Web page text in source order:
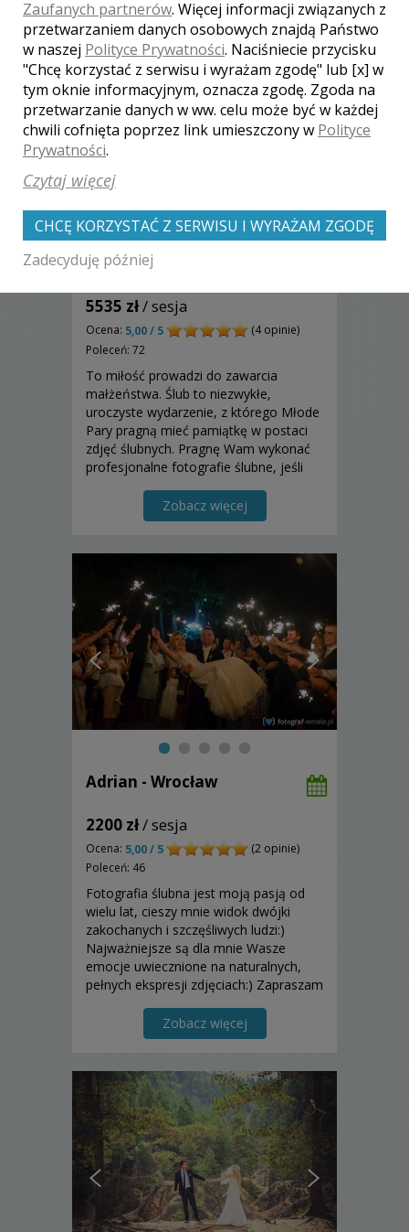
Irek - Wołów
5535 zł/ sesja
Ocena: 5,00 / 5
(4 opinie)
Poleceń: 72
To miłość prowadzi do zawarcia
małżeństwa. Ślub to niezwykłe,
uroczyste wydarzenie, z którego Młode
Pary pragną mieć pamiątkę w postaci
zdjęć ślubnych. Pragnę Wam wykonać
profesjonalne fotografie ślubne, jeśli
Waszego ślubu i wesela.
Zobacz więcej
Adrian - Wrocław
2200 zł/ sesja
Ocena: 5,00 / 5
(2 opinie)
Poleceń: 46
Fotografia ślubna jest moją pasją od
wielu lat, cieszy mnie widok dwójki
zakochanych i szczęśliwych ludzi:)
Najważniejsze są dla mnie Wasze
emocje uwiecznione na naturalnych,
pełnych ekspresji zdjęciach:) Zapraszam
Zobacz więcej
Zaufanych partnerów. Więcej informacji związanych z
przetwarzaniem danych osobowych znajdą Państwo
w naszej Polityce Prywatności. Naciśniecie przycisku
"Chcę korzystać z serwisu i wyrażam zgodę" lub [x] w
tym oknie informacyjnym, oznacza zgodę. Zgoda na
przetwarzanie danych w ww. celu może być w każdej
chwili cofnięta poprzez link umieszczony w Polityce
Prywatności.
Czytaj więcej
CHCĘ KORZYSTAĆ Z SERWISU I WYRAŻAM ZGODĘ
Zadecyduję później